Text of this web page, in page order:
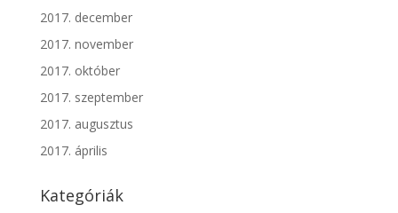
2017. december
2017. november
2017. október
2017. szeptember
2017. augusztus
2017. április
Kategóriák